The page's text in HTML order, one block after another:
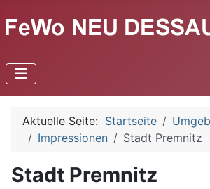
Aktuelle Seite: Startseite
Impressionen
Stadt Premnitz
Stadt Premnitz